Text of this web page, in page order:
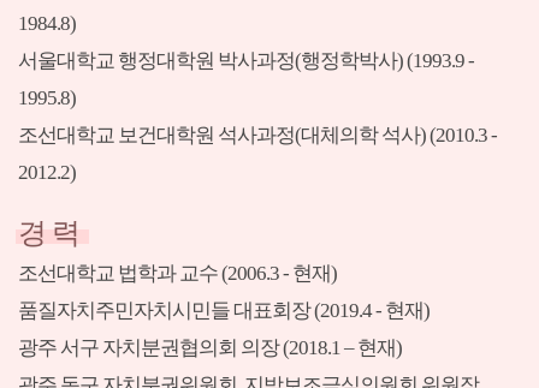
1984.8)
서울대학교 행정대학원 박사과정(행정학박사) (1993.9 -
1995.8)
조선대학교 보건대학원 석사과정(대체의학 석사) (2010.3 -
2012.2)
경 력
조선대학교 법학과 교수 (2006.3 - 현재)
품질자치주민자치시민들 대표회장 (2019.4 - 현재)
광주 서구 자치분권협의회 의장 (2018.1 – 현재)